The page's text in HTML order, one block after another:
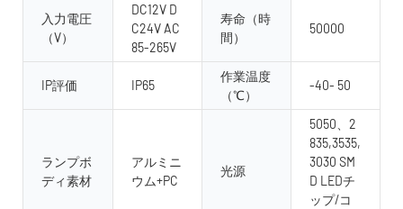
入力電圧
（V）
DC12V D
C24V AC
85-265V
寿命（時
間）
50000
IP評価 IP65
作業温度
（℃）
-40- 50
ランプボ
ディ素材
アルミニ
ウム+PC
光源
5050、2
835,3535,
3030 SM
D LEDチ
ップ/コ